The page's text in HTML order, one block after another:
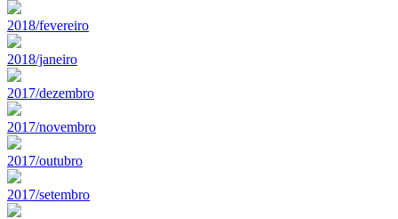
2018/fevereiro
2018/janeiro
2017/dezembro
2017/novembro
2017/outubro
2017/setembro